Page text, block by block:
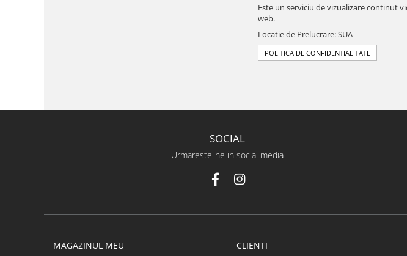
Este un serviciu de vizualizare continut
web.
Locatie de Prelucrare: SUA
POLITICA DE CONFIDENTIALITATE
SOCIAL
Urmareste-ne in social media
MAGAZINUL MEU CLIENTI